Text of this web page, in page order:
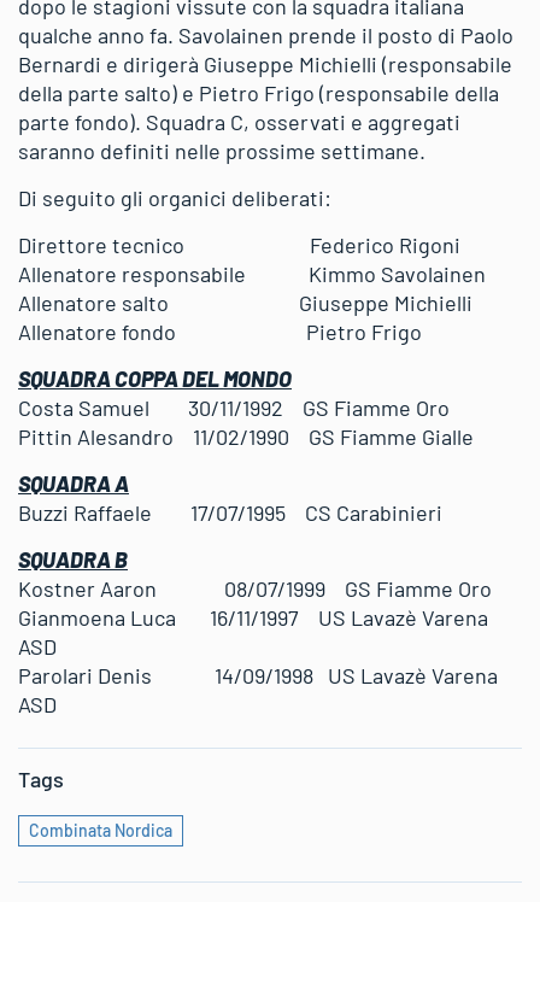
dopo le stagioni vissute con la squadra italiana
qualche anno fa. Savolainen prende il posto di Paolo
Bernardi e dirigerà Giuseppe Michielli (responsabile
della parte salto) e Pietro Frigo (responsabile della
parte fondo). Squadra C, osservati e aggregati
saranno definiti nelle prossime settimane.
Di seguito gli organici deliberati:
Direttore tecnico Federico Rigoni
Allenatore responsabile Kimmo Savolainen
Allenatore salto Giuseppe Michielli
Allenatore fondo Pietro Frigo
SQUADRA COPPA DEL MONDO
Costa Samuel 30/11/1992 GS Fiamme Oro
Pittin Alesandro 11/02/1990 GS Fiamme Gialle
SQUADRA A
Buzzi Raffaele 17/07/1995 CS Carabinieri
SQUADRA B
Kostner Aaron 08/07/1999 GS Fiamme Oro
Gianmoena Luca 16/11/1997 US Lavazè Varena
ASD
Parolari Denis 14/09/1998 US Lavazè Varena
ASD
Tags
Combinata Nordica